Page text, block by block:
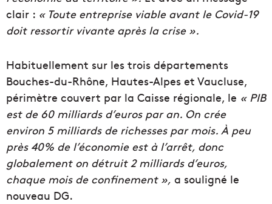
clair : « Toute entreprise viable avant le Covid-19
doit ressortir vivante après la crise ».
Habituellement sur les trois départements
Bouches-du-Rhône, Hautes-Alpes et Vaucluse,
périmètre couvert par la Caisse régionale, le « PIB
est de 60 milliards d’euros par an. On crée
environ 5 milliards de richesses par mois. À peu
près 40% de l’économie est à l’arrêt, donc
globalement on détruit 2 milliards d’euros,
chaque mois de confinement », a souligné le
nouveau DG.